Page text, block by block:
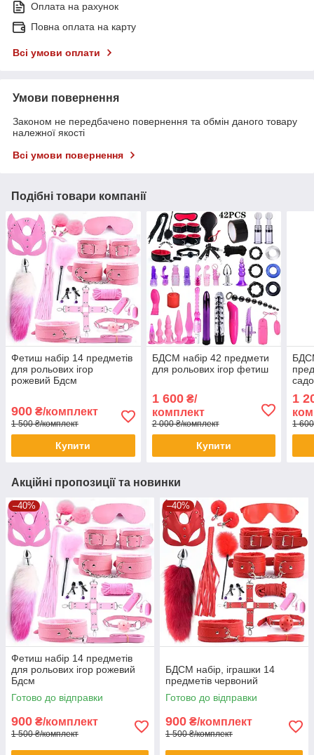
Оплата на рахунок
Повна оплата на карту
Всі умови оплати
Умови повернення
Законом не передбачено повернення та обмін даного товару
належної якості
Всі умови повернення
Подібні товари компанії
Фетиш набір 14 предметів
для рольових ігор
рожевий Бдсм
900 ₴/комплект
1 500 ₴/комплект
Купити
БДСМ набір 42 предмети
для рольових ігор фетиш
1 600₴/
комплект
2 000 ₴/комплект
Купити
1
1
Акційні пропозиції та новинки
–40%
Фетиш набір 14 предметів
для рольових ігор рожевий
Бдсм
Готово до відправки
900 ₴/комплект
1 500 ₴/комплект
–40%
БДСМ набір, іграшки 14
предметів червоний
Готово до відправки
900 ₴/комплект
1 500 ₴/комплект